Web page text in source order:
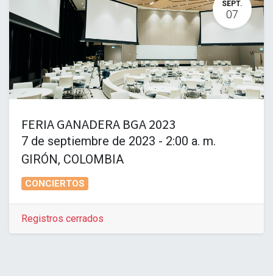
SEPT.
07
FERIA GANADERA BGA 2023
7 de septiembre de 2023 - 2:00 a. m.
GIRÓN, COLOMBIA
CONCIERTOS
Registros cerrados